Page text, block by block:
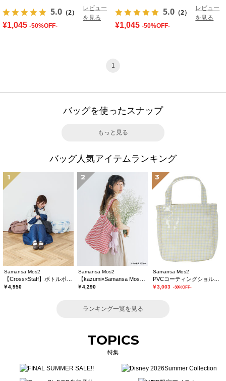
5.0 （2）
レビュー
を見る
¥1,045 -50%OFF-
5.0 （2）
レビュー
を見る
¥1,045 -50%OFF-
1
バッグを使ったスナップ
もっと見る
バッグ人気アイテムランキング
1
Samansa Mos2
￥4,950
2
Samansa Mos2
￥4,290
3
Samansa Mos2
PVCコーティングショルダーバッグ
￥3,003 -30%OFF-
ランキング一覧を見る
TOPICS
特集